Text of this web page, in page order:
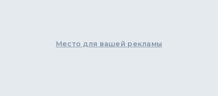
Место для вашей рекламы